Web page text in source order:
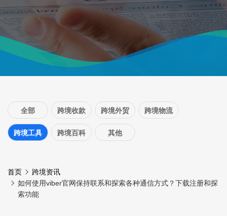
全部 跨境收款 跨境外贸 跨境物流
跨境工具 跨境百科 其他
首页
跨境资讯
如何使用viber官网保持联系和探索各种通信方式？下载注册和探
索功能